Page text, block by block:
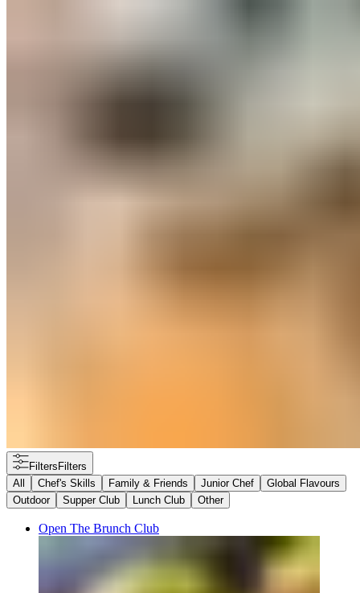
FiltersFilters
All
Chef's Skills​​​​‌ ‍ ​‍​‍‌‍ ‌ ​‍‌‍‍‌‌‍‌ ‌‍‍‌‌‍ ‍​‍​‍​ ‍‍​‍​‍‌ ​ ‌‍​‌‌‍ ‍‌‍‍‌‌ ‌​‌ ‍‌​‍ ‍‌‍‍‌‌‍ ​‍​‍​‍ ​​‍​‍‌‍‍​‌ ​‍‌‍‌‌‌‍‌‍​‍​‍​ ‍‍​‍​‍‌‍‍​‌ ‌​‌ ‌​‌ ​​‌ ​ ​ ‍‍​‍ ​‍ ‌‍ ​​‍ ‌‌‍​‌‌‍ ‍‌‍‌​​‍ ‌‌ ​‍​‍ ‌‌‍‍​‌‍ ‌ ‌​‌‍‌‌‌‍ ​‌ ​ ​‍ ‌‌ ​ ‌ ‌​‌ ‌‌‌‍‌​‌‍‍‌‌‍ ​‍ ‍‌ ‌‍‌‍‌‌‌ ​‍‌‍​ ‌‍‌‌‌‍ ​​‍ ‍‌‍​‌‌ ​​‌ ​​​‍ ‌‍‍‌‌‍ ‍‌ ‌​‌‍‌‌‌‍ ‍‌ ‌​​‍ ‌‍‌‌‌‍‌​‌‍‍‌‌ ‌​​‍ ‌‍ ‌‌‍ ‌‍‌​‌‍‌‌​ ‌‌ ​​‌ ​‍‌‍‌‌‌ ​ ‌‍‌‌‌‍ ‍‌ ‌​‌‍​‌‌ ‌​‌‍‍‌‌‍ ‌‍ ‍​ ‍ ‌‍‍‌‌‍‌​​ ‌‌‍​‌​ ‍​​ ‌​‌‍​‍​ ‍‌​ ​‌​ ​‍‌‍​‍​‍ ‌‌‍​ ​ ‍‌‌‍​‌​ ​‌​‍ ‌​ ‌​‌‍​‌​ ​‍‌‍​‌​‍ ‌​ ‍​​ ‌​​ ​‍‌‍‌‍​‍ ‌​ ​‍‌‍​‌​ ‍‌‌‍‌‍​ ​‍‌‍​ ​ ‌‍​ ‍‌‌‍​ ​ ​ ​ ‌ ​ ​‌​ ‍ ‌ ‌​‌ ‍‌‌ ​​‌‍‌‌​ ‌‌‍‍​‌‍ ‌ ‌​‌‍‌‌‌‍ ​‌​​ ‌‍ ​‌‍​‌‌ ​ ‌ ​ ‌​​ ‌‍​‌‌ ‌​‌‍‌‌‌‍‌ ‌‍ ‌ ​‍‌ ‍‌​ ‍ ‌ ​​‌‍​‌‌ ‌​‌‍‍​​ ‌‌ ‌​‌‍‍‌‌ ‌​‌‍ ​‌‍‌‌​ ‌‍​‍‌‍​‌‌ ​ ‌‍‌‌‌‌‌‌‌ ​‍‌‍ ​​ ‌‌‍‍​‌ ‌​‌ ‌​‌ ​​‌ ​ ​‍‌‌​ ​ ‌​​‌​‍‌‌​ ​‍‌​‌‍​‍‌‌​ ​‍‌​‌‍‌‍ ​​‍ ‌‌‍​‌‌‍ ‍‌‍‌​​‍ ‌‌ ​‍​‍ ‌‌‍‍​‌‍ ‌ ‌​‌‍‌‌‌‍ ​‌ ​ ​‍ ‌‌ ​ ‌ ‌​‌ ‌‌‌‍‌​‌‍‍‌‌‍ ​‍ ‍‌ ‌‍‌‍‌‌‌ ​‍‌‍​ ‌‍‌‌‌‍ ​​‍ ‍‌‍​‌‌ ​​‌ ​​​‍‌‍‌‍‍‌‌‍‌​​ ‌‌‍​‌​ ‍​​ ‌​‌‍​‍​ ‍‌​ ​‌​ ​‍‌‍​‍​‍ ‌‌‍​ ​ ‍‌‌‍​‌​ ​‌​‍ ‌​ ‌​‌‍​‌​ ​‍‌‍​‌​‍ ‌​ ‍​​ ‌​​ ​‍‌‍‌‍​‍ ‌​ ​‍‌‍​‌​ ‍‌‌‍‌‍​ ​‍‌‍​ ​ ‌‍​ ‍‌‌‍​ ​ ​ ​ ‌ ​ ​‌​‍‌‍‌ ‌​‌ ‍‌‌ ​​‌‍‌‌​ ‌‌‍‍​‌‍ ‌ ‌​‌‍‌‌‌‍ ​‌​​ ‌‍ ​‌‍​‌‌ ​ ‌ ​ ‌​​ ‌‍​‌‌ ‌​‌‍‌‌‌‍‌ ‌‍ ‌ ​‍‌ ‍‌​‍‌‍‌ ​​‌‍​‌‌ ‌​‌‍‍​​ ‌‌ ‌​‌‍‍‌‌ ‌​‌‍ ​‌‍‌‌​‍‌‍‌ ​​‌‍‌‌‌ ​‍‌ ​ ‌ ​​‌‍‌‌‌‍​ ‌ ‌​‌‍‍‌‌ ‌‍‌‍‌‌​ ‌‌ ​​‌ ‌‌‌‍​‍‌‍ ​‌‍‍‌‌ ​ ‌‍‍​‌‍‌‌‌‍‌​​‍​‍‌ ‌ Family & Friends​​​​‌ ‍ ​‍​‍‌‍ ‌ ​‍‌‍‍‌‌‍‌ ‌‍‍‌‌‍ ‍​‍​‍​ ‍‍​‍​‍‌ ​ ‌‍​‌‌‍ ‍‌‍‍‌‌ ‌​‌ ‍‌​‍ ‍‌‍‍‌‌‍ ​‍​‍​‍ ​​‍​‍‌‍‍​‌ ​‍‌‍‌‌‌‍‌‍​‍​‍​ ‍‍​‍​‍‌‍‍​‌ ‌​‌ ‌​‌ ​​‌ ​ ​ ‍‍​‍ ​‍ ‌‍ ​​‍ ‌‌‍​‌‌‍ ‍‌‍‌​​‍ ‌‌ ​‍​‍ ‌‌‍‍​‌‍ ‌ ‌​‌‍‌‌‌‍ ​‌ ​ ​‍ ‌‌ ​ ‌ ‌​‌ ‌‌‌‍‌​‌‍‍‌‌‍ ​‍ ‍‌ ‌‍‌‍‌‌‌ ​‍‌‍​ ‌‍‌‌‌‍ ​​‍ ‍‌‍​‌‌ ​​‌ ​​​‍ ‌‍‍‌‌‍ ‍‌ ‌​‌‍‌‌‌‍ ‍‌ ‌​​‍ ‌‍‌‌‌‍‌​‌‍‍‌‌ ‌​​‍ ‌‍ ‌‌‍ ‌‍‌​‌‍‌‌​ ‌‌ ​​‌ ​‍‌‍‌‌‌ ​ ‌‍‌‌‌‍ ‍‌ ‌​‌‍​‌‌ ‌​‌‍‍‌‌‍ ‌‍ ‍​ ‍ ‌‍‍‌‌‍‌​​ ‌‌‍‌‍‌‍​ ​ ​‍​ ‍​​ ‌ ​ ‌‌​ ‍‌‌‍​‌​‍ ‌‌‍‌​‌‍​ ‌‍​ ‌‍​‍​‍ ‌​ ‌​‌‍‌‌​ ‌‍‌‍‌‍​‍ ‌​ ‍​‌‍​ ‌‍‌​‌‍‌​​‍ ‌‌‍​‍​ ​‌‌‍​‍​ ​​​ ‌ ‌‍‌‌​ ‌ ​ ‌​​ ‌ ​ ​ ​ ‍​​ ​‌​ ‍ ‌ ‌​‌ ‍‌‌ ​​‌‍‌‌​ ‌‌‍‍​‌‍ ‌ ‌​‌‍‌‌‌‍ ​‌​​ ‌‍ ​‌‍​‌‌ ​ ‌ ​ ‌​​ ‌‍​‌‌ ‌​‌‍‌‌‌‍‌ ‌‍ ‌ ​‍‌ ‍‌​ ‍ ‌ ​​‌‍​‌‌ ‌​‌‍‍​​ ‌‌ ‌​‌‍‍‌‌ ‌​‌‍ ​‌‍‌‌​ ‌‍​‍‌‍​‌‌ ​ ‌‍‌‌‌‌‌‌‌ ​‍‌‍ ​​ ‌‌‍‍​‌ ‌​‌ ‌​‌ ​​‌ ​ ​‍‌‌​ ​ ‌​​‌​‍‌‌​ ​‍‌​‌‍​‍‌‌​ ​‍‌​‌‍‌‍ ​​‍ ‌‌‍​‌‌‍ ‍‌‍‌​​‍ ‌‌ ​‍​‍ ‌‌‍‍​‌‍ ‌ ‌​‌‍‌‌‌‍ ​‌ ​ ​‍ ‌‌ ​ ‌ ‌​‌ ‌‌‌‍‌​‌‍‍‌‌‍ ​‍ ‍‌ ‌‍‌‍‌‌‌ ​‍‌‍​ ‌‍‌‌‌‍ ​​‍ ‍‌‍​‌‌ ​​‌ ​​​‍‌‍‌‍‍‌‌‍‌​​ ‌‌‍‌‍‌‍​ ​ ​‍​ ‍​​ ‌ ​ ‌‌​ ‍‌‌‍​‌​‍ ‌‌‍‌​‌‍​ ‌‍​ ‌‍​‍​‍ ‌​ ‌​‌‍‌‌​ ‌‍‌‍‌‍​‍ ‌​ ‍​‌‍​ ‌‍‌​‌‍‌​​‍ ‌‌‍​‍​ ​‌‌‍​‍​ ​​​ ‌ ‌‍‌‌​ ‌ ​ ‌​​ ‌ ​ ​ ​ ‍​​ ​‌​‍‌‍‌ ‌​‌ ‍‌‌ ​​‌‍‌‌​ ‌‌‍‍​‌‍ ‌ ‌​‌‍‌‌‌‍ ​‌​​ ‌‍ ​‌‍​‌‌ ​ ‌ ​ ‌​​ ‌‍​‌‌ ‌​‌‍‌‌‌‍‌ ‌‍ ‌ ​‍‌ ‍‌​‍‌‍‌ ​​‌‍​‌‌ ‌​‌‍‍​​ ‌‌ ‌​‌‍‍‌‌ ‌​‌‍ ​‌‍‌‌​‍‌‍‌ ​​‌‍‌‌‌ ​‍‌ ​ ‌ ​​‌‍‌‌‌‍​ ‌ ‌​‌‍‍‌‌ ‌‍‌‍‌‌​ ‌‌ ​​‌ ‌‌‌‍​‍‌‍ ​‌‍‍‌‌ ​ ‌‍‍​‌‍‌‌‌‍‌​​‍​‍‌ ‌ Junior Chef​​​​‌ ‍ ​‍​‍‌‍ ‌ ​‍‌‍‍‌‌‍‌ ‌‍‍‌‌‍ ‍​‍​‍​ ‍‍​‍​‍‌ ​ ‌‍​‌‌‍ ‍‌‍‍‌‌ ‌​‌ ‍‌​‍ ‍‌‍‍‌‌‍ ​‍​‍​‍ ​​‍​‍‌‍‍​‌ ​‍‌‍‌‌‌‍‌‍​‍​‍​ ‍‍​‍​‍‌‍‍​‌ ‌​‌ ‌​‌ ​​‌ ​ ​ ‍‍​‍ ​‍ ‌‍ ​​‍ ‌‌‍​‌‌‍ ‍‌‍‌​​‍ ‌‌ ​‍​‍ ‌‌‍‍​‌‍ ‌ ‌​‌‍‌‌‌‍ ​‌ ​ ​‍ ‌‌ ​ ‌ ‌​‌ ‌‌‌‍‌​‌‍‍‌‌‍ ​‍ ‍‌ ‌‍‌‍‌‌‌ ​‍‌‍​ ‌‍‌‌‌‍ ​​‍ ‍‌‍​‌‌ ​​‌ ​​​‍ ‌‍‍‌‌‍ ‍‌ ‌​‌‍‌‌‌‍ ‍‌ ‌​​‍ ‌‍‌‌‌‍‌​‌‍‍‌‌ ‌​​‍ ‌‍ ‌‌‍ ‌‍‌​‌‍‌‌​ ‌‌ ​​‌ ​‍‌‍‌‌‌ ​ ‌‍‌‌‌‍ ‍‌ ‌​‌‍​‌‌ ‌​‌‍‍‌‌‍ ‌‍ ‍​ ‍ ‌‍‍‌‌‍‌​​ ‌‌‍‌‍‌‍​ ​ ‌ ​ ​​‌‍‌​‌‍‌‌​ ‍‌‌‍​ ​‍ ‌‌‍​‍​ ​ ‌‍‌‍​ ​‌​‍ ‌​ ‌​‌‍​‍​ ‌‍​ ‍​​‍ ‌​ ‍​‌‍​ ​ ‍​​ ‌​​‍ ‌​ ​‌​ ​ ​ ‍​‌‍​‍​ ​ ​ ‍‌​ ‌​‌‍​ ​ ‌​​ ​ ​ ‍‌​ ​​​ ‍ ‌ ‌​‌ ‍‌‌ ​​‌‍‌‌​ ‌‌‍‍​‌‍ ‌ ‌​‌‍‌‌‌‍ ​‌​​ ‌‍ ​‌‍​‌‌ ​ ‌ ​ ‌​​ ‌‍​‌‌ ‌​‌‍‌‌‌‍‌ ‌‍ ‌ ​‍‌ ‍‌​ ‍ ‌ ​​‌‍​‌‌ ‌​‌‍‍​​ ‌‌ ‌​‌‍‍‌‌ ‌​‌‍ ​‌‍‌‌​ ‌‍​‍‌‍​‌‌ ​ ‌‍‌‌‌‌‌‌‌ ​‍‌‍ ​​ ‌‌‍‍​‌ ‌​‌ ‌​‌ ​​‌ ​ ​‍‌‌​ ​ ‌​​‌​‍‌‌​ ​‍‌​‌‍​‍‌‌​ ​‍‌​‌‍‌‍ ​​‍ ‌‌‍​‌‌‍ ‍‌‍‌​​‍ ‌‌ ​‍​‍ ‌‌‍‍​‌‍ ‌ ‌​‌‍‌‌‌‍ ​‌ ​ ​‍ ‌‌ ​ ‌ ‌​‌ ‌‌‌‍‌​‌‍‍‌‌‍ ​‍ ‍‌ ‌‍‌‍‌‌‌ ​‍‌‍​ ‌‍‌‌‌‍ ​​‍ ‍‌‍​‌‌ ​​‌ ​​​‍‌‍‌‍‍‌‌‍‌​​ ‌‌‍‌‍‌‍​ ​ ‌ ​ ​​‌‍‌​‌‍‌‌​ ‍‌‌‍​ ​‍ ‌‌‍​‍​ ​ ‌‍‌‍​ ​‌​‍ ‌​ ‌​‌‍​‍​ ‌‍​ ‍​​‍ ‌​ ‍​‌‍​ ​ ‍​​ ‌​​‍ ‌​ ​‌​ ​ ​ ‍​‌‍​‍​ ​ ​ ‍‌​ ‌​‌‍​ ​ ‌​​ ​ ​ ‍‌​ ​​​‍‌‍‌ ‌​‌ ‍‌‌ ​​‌‍‌‌​ ‌‌‍‍​‌‍ ‌ ‌​‌‍‌‌‌‍ ​‌​​ ‌‍ ​‌‍​‌‌ ​ ‌ ​ ‌​​ ‌‍​‌‌ ‌​‌‍‌‌‌‍‌ ‌‍ ‌ ​‍‌ ‍‌​‍‌‍‌ ​​‌‍​‌‌ ‌​‌‍‍​​ ‌‌ ‌​‌‍‍‌‌ ‌​‌‍ ​‌‍‌‌​‍‌‍‌ ​​‌‍‌‌‌ ​‍‌ ​ ‌ ​​‌‍‌‌‌‍​ ‌ ‌​‌‍‍‌‌ ‌‍‌‍‌‌​ ‌‌ ​​‌ ‌‌‌‍​‍‌‍ ​‌‍‍‌‌ ​ ‌‍‍​‌‍‌‌‌‍‌​​‍​‍‌ ‌
Global Flavours​​​​‌ ‍ ​‍​‍‌‍ ‌ ​‍‌‍‍‌‌‍‌ ‌‍‍‌‌‍ ‍​‍​‍​ ‍‍​‍​‍‌ ​ ‌‍​‌‌‍ ‍‌‍‍‌‌ ‌​‌ ‍‌​‍ ‍‌‍‍‌‌‍ ​‍​‍​‍ ​​‍​‍‌‍‍​‌ ​‍‌‍‌‌‌‍‌‍​‍​‍​ ‍‍​‍​‍‌‍‍​‌ ‌​‌ ‌​‌ ​​‌ ​ ​ ‍‍​‍ ​‍ ‌‍ ​​‍ ‌‌‍​‌‌‍ ‍‌‍‌​​‍ ‌‌ ​‍​‍ ‌‌‍‍​‌‍ ‌ ‌​‌‍‌‌‌‍ ​‌ ​ ​‍ ‌‌ ​ ‌ ‌​‌ ‌‌‌‍‌​‌‍‍‌‌‍ ​‍ ‍‌ ‌‍‌‍‌‌‌ ​‍‌‍​ ‌‍‌‌‌‍ ​​‍ ‍‌‍​‌‌ ​​‌ ​​​‍ ‌‍‍‌‌‍ ‍‌ ‌​‌‍‌‌‌‍ ‍‌ ‌​​‍ ‌‍‌‌‌‍‌​‌‍‍‌‌ ‌​​‍ ‌‍ ‌‌‍ ‌‍‌​‌‍‌‌​ ‌‌ ​​‌ ​‍‌‍‌‌‌ ​ ‌‍‌‌‌‍ ‍‌ ‌​‌‍​‌‌ ‌​‌‍‍‌‌‍ ‌‍ ‍​ ‍ ‌‍‍‌‌‍‌​​ ‌​ ​ ‌‍​‌‌‍​‌​ ‍​‌‍​ ‌‍‌‌‌‍​‍​ ‌‍​‍ ‌‌‍​‍​ ‌ ​ ​‍​ ​ ​‍ ‌​ ‌​​ ‌ ​ ‍‌​ ​ ​‍ ‌​ ‍‌‌‍​‍‌‍‌‍‌‍‌‍​‍ ‌‌‍‌‍​ ‍‌​ ​ ​ ​‌​ ‌​‌‍‌‌​ ‍‌​ ‍​‌‍‌​​ ‍​​ ​‍​ ‌​​ ‍ ‌ ‌​‌ ‍‌‌ ​​‌‍‌‌​ ‌‌‍‍​‌‍ ‌ ‌​‌‍‌‌‌‍ ​‌​​ ‌‍ ​‌‍​‌‌ ​ ‌ ​ ‌​​ ‌‍​‌‌ ‌​‌‍‌‌‌‍‌ ‌‍ ‌ ​‍‌ ‍‌​ ‍ ‌ ​​‌‍​‌‌ ‌​‌‍‍​​ ‌‌ ‌​‌‍‍‌‌ ‌​‌‍ ​‌‍‌‌​ ‌‍​‍‌‍​‌‌ ​ ‌‍‌‌‌‌‌‌‌ ​‍‌‍ ​​ ‌‌‍‍​‌ ‌​‌ ‌​‌ ​​‌ ​ ​‍‌‌​ ​ ‌​​‌​‍‌‌​ ​‍‌​‌‍​‍‌‌​ ​‍‌​‌‍‌‍ ​​‍ ‌‌‍​‌‌‍ ‍‌‍‌​​‍ ‌‌ ​‍​‍ ‌‌‍‍​‌‍ ‌ ‌​‌‍‌‌‌‍ ​‌ ​ ​‍ ‌‌ ​ ‌ ‌​‌ ‌‌‌‍‌​‌‍‍‌‌‍ ​‍ ‍‌ ‌‍‌‍‌‌‌ ​‍‌‍​ ‌‍‌‌‌‍ ​​‍ ‍‌‍​‌‌ ​​‌ ​​​‍‌‍‌‍‍‌‌‍‌​​ ‌​ ​ ‌‍​‌‌‍​‌​ ‍​‌‍​ ‌‍‌‌‌‍​‍​ ‌‍​‍ ‌‌‍​‍​ ‌ ​ ​‍​ ​ ​‍ ‌​ ‌​​ ‌ ​ ‍‌​ ​ ​‍ ‌​ ‍‌‌‍​‍‌‍‌‍‌‍‌‍​‍ ‌‌‍‌‍​ ‍‌​ ​ ​ ​‌​ ‌​‌‍‌‌​ ‍‌​ ‍​‌‍‌​​ ‍​​ ​‍​ ‌​​‍‌‍‌ ‌​‌ ‍‌‌ ​​‌‍‌‌​ ‌‌‍‍​‌‍ ‌ ‌​‌‍‌‌‌‍ ​‌​​ ‌‍ ​‌‍​‌‌ ​ ‌ ​ ‌​​ ‌‍​‌‌ ‌​‌‍‌‌‌‍‌ ‌‍ ‌ ​‍‌ ‍‌​‍‌‍‌ ​​‌‍​‌‌ ‌​‌‍‍​​ ‌‌ ‌​‌‍‍‌‌ ‌​‌‍ ​‌‍‌‌​‍‌‍‌ ​​‌‍‌‌‌ ​‍‌ ​ ‌ ​​‌‍‌‌‌‍​ ‌ ‌​‌‍‍‌‌ ‌‍‌‍‌‌​ ‌‌ ​​‌ ‌‌‌‍​‍‌‍ ​‌‍‍‌‌ ​ ‌‍‍​‌‍‌‌‌‍‌​​‍​‍‌ ‌
Outdoor​​​​‌ ‍ ​‍​‍‌‍ ‌ ​‍‌‍‍‌‌‍‌ ‌‍‍‌‌‍ ‍​‍​‍​ ‍‍​‍​‍‌ ​ ‌‍​‌‌‍ ‍‌‍‍‌‌ ‌​‌ ‍‌​‍ ‍‌‍‍‌‌‍ ​‍​‍​‍ ​​‍​‍‌‍‍​‌ ​‍‌‍‌‌‌‍‌‍​‍​‍​ ‍‍​‍​‍‌‍‍​‌ ‌​‌ ‌​‌ ​​‌ ​ ​ ‍‍​‍ ​‍ ‌‍ ​​‍ ‌‌‍​‌‌‍ ‍‌‍‌​​‍ ‌‌ ​‍​‍ ‌‌‍‍​‌‍ ‌ ‌​‌‍‌‌‌‍ ​‌ ​ ​‍ ‌‌ ​ ‌ ‌​‌ ‌‌‌‍‌​‌‍‍‌‌‍ ​‍ ‍‌ ‌‍‌‍‌‌‌ ​‍‌‍​ ‌‍‌‌‌‍ ​​‍ ‍‌‍​‌‌ ​​‌ ​​​‍ ‌‍‍‌‌‍ ‍‌ ‌​‌‍‌‌‌‍ ‍‌ ‌​​‍ ‌‍‌‌‌‍‌​‌‍‍‌‌ ‌​​‍ ‌‍ ‌‌‍ ‌‍‌​‌‍‌‌​ ‌‌ ​​‌ ​‍‌‍‌‌‌ ​ ‌‍‌‌‌‍ ‍‌ ‌​‌‍​‌‌ ‌​‌‍‍‌‌‍ ‌‍ ‍​ ‍ ‌‍‍‌‌‍‌​​ ‌​ ‌​‌‍​ ​ ​‌‌‍‌‍‌‍​ ‌‍​ ​ ‌‍​ ​‌​‍ ‌​ ‌ ​ ​ ‌‍‌​‌‍​‌​‍ ‌​ ‌​​ ‌ ​ ‌‍‌‍‌‌​‍ ‌‌‍​‍‌‍​ ‌‍‌‌‌‍‌​​‍ ‌​ ​‌‌‍‌​​ ‍‌​ ‌ ​ ‌ ​ ​‍​ ‌​‌‍​‌‌‍​‍​ ‍‌​ ‍‌​ ‍‌​ ‍ ‌ ‌​‌ ‍‌‌ ​​‌‍‌‌​ ‌‌‍‍​‌‍ ‌ ‌​‌‍‌‌‌‍ ​‌​​ ‌‍ ​‌‍​‌‌ ​ ‌ ​ ‌​​ ‌‍​‌‌ ‌​‌‍‌‌‌‍‌ ‌‍ ‌ ​‍‌ ‍‌​ ‍ ‌ ​​‌‍​‌‌ ‌​‌‍‍​​ ‌‌ ‌​‌‍‍‌‌ ‌​‌‍ ​‌‍‌‌​ ‌‍​‍‌‍​‌‌ ​ ‌‍‌‌‌‌‌‌‌ ​‍‌‍ ​​ ‌‌‍‍​‌ ‌​‌ ‌​‌ ​​‌ ​ ​‍‌‌​ ​ ‌​​‌​‍‌‌​ ​‍‌​‌‍​‍‌‌​ ​‍‌​‌‍‌‍ ​​‍ ‌‌‍​‌‌‍ ‍‌‍‌​​‍ ‌‌ ​‍​‍ ‌‌‍‍​‌‍ ‌ ‌​‌‍‌‌‌‍ ​‌ ​ ​‍ ‌‌ ​ ‌ ‌​‌ ‌‌‌‍‌​‌‍‍‌‌‍ ​‍ ‍‌ ‌‍‌‍‌‌‌ ​‍‌‍​ ‌‍‌‌‌‍ ​​‍ ‍‌‍​‌‌ ​​‌ ​​​‍‌‍‌‍‍‌‌‍‌​​ ‌​ ‌​‌‍​ ​ ​‌‌‍‌‍‌‍​ ‌‍​ ​ ‌‍​ ​‌​‍ ‌​ ‌ ​ ​ ‌‍‌​‌‍​‌​‍ ‌​ ‌​​ ‌ ​ ‌‍‌‍‌‌​‍ ‌‌‍​‍‌‍​ ‌‍‌‌‌‍‌​​‍ ‌​ ​‌‌‍‌​​ ‍‌​ ‌ ​ ‌ ​ ​‍​ ‌​‌‍​‌‌‍​‍​ ‍‌​ ‍‌​ ‍‌​‍‌‍‌ ‌​‌ ‍‌‌ ​​‌‍‌‌​ ‌‌‍‍​‌‍ ‌ ‌​‌‍‌‌‌‍ ​‌​​ ‌‍ ​‌‍​‌‌ ​ ‌ ​ ‌​​ ‌‍​‌‌ ‌​‌‍‌‌‌‍‌ ‌‍ ‌ ​‍‌ ‍‌​‍‌‍‌ ​​‌‍​‌‌ ‌​‌‍‍​​ ‌‌ ‌​‌‍‍‌‌ ‌​‌‍ ​‌‍‌‌​‍‌‍‌ ​​‌‍‌‌‌ ​‍‌ ​ ‌ ​​‌‍‌‌‌‍​ ‌ ‌​‌‍‍‌‌ ‌‍‌‍‌‌​ ‌‌ ​​‌ ‌‌‌‍​‍‌‍ ​‌‍‍‌‌ ​ ‌‍‍​‌‍‌‌‌‍‌​​‍​‍‌ ‌
Supper Club​​​​‌ ‍ ​‍​‍‌‍ ‌ ​‍‌‍‍‌‌‍‌ ‌‍‍‌‌‍ ‍​‍​‍​ ‍‍​‍​‍‌ ​ ‌‍​‌‌‍ ‍‌‍‍‌‌ ‌​‌ ‍‌​‍ ‍‌‍‍‌‌‍ ​‍​‍​‍ ​​‍​‍‌‍‍​‌ ​‍‌‍‌‌‌‍‌‍​‍​‍​ ‍‍​‍​‍‌‍‍​‌ ‌​‌ ‌​‌ ​​‌ ​ ​ ‍‍​‍ ​‍ ‌‍ ​​‍ ‌‌‍​‌‌‍ ‍‌‍‌​​‍ ‌‌ ​‍​‍ ‌‌‍‍​‌‍ ‌ ‌​‌‍‌‌‌‍ ​‌ ​ ​‍ ‌‌ ​ ‌ ‌​‌ ‌‌‌‍‌​‌‍‍‌‌‍ ​‍ ‍‌ ‌‍‌‍‌‌‌ ​‍‌‍​ ‌‍‌‌‌‍ ​​‍ ‍‌‍​‌‌ ​​‌ ​​​‍ ‌‍‍‌‌‍ ‍‌ ‌​‌‍‌‌‌‍ ‍‌ ‌​​‍ ‌‍‌‌‌‍‌​‌‍‍‌‌ ‌​​‍ ‌‍ ‌‌‍ ‌‍‌​‌‍‌‌​ ‌‌ ​​‌ ​‍‌‍‌‌‌ ​ ‌‍‌‌‌‍ ‍‌ ‌​‌‍​‌‌ ‌​‌‍‍‌‌‍ ‌‍ ‍​ ‍ ‌‍‍‌‌‍‌​​ ‌‌‍​ ​ ​ ‌‍‌​​ ​ ​ ‌​​ ​​​ ​‌​ ‌‌​‍ ‌​ ​ ​ ‌‌‌‍​ ​ ​ ​‍ ‌​ ‌​‌‍‌​​ ​ ​ ​‌​‍ ‌‌‍​‍‌‍‌‍​ ​‍​ ​​​‍ ‌‌‍​ ​ ​​​ ‍‌‌‍​‌​ ‌‍​ ‌ ‌‍​ ‌‍​ ​ ​​​ ‌​​ ​​​ ‌‌​ ‍ ‌ ‌​‌ ‍‌‌ ​​‌‍‌‌​ ‌‌‍‍​‌‍ ‌ ‌​‌‍‌‌‌‍ ​‌​​ ‌‍ ​‌‍​‌‌ ​ ‌ ​ ‌​​ ‌‍​‌‌ ‌​‌‍‌‌‌‍‌ ‌‍ ‌ ​‍‌ ‍‌​ ‍ ‌ ​​‌‍​‌‌ ‌​‌‍‍​​ ‌‌ ‌​‌‍‍‌‌ ‌​‌‍ ​‌‍‌‌​ ‌‍​‍‌‍​‌‌ ​ ‌‍‌‌‌‌‌‌‌ ​‍‌‍ ​​ ‌‌‍‍​‌ ‌​‌ ‌​‌ ​​‌ ​ ​‍‌‌​ ​ ‌​​‌​‍‌‌​ ​‍‌​‌‍​‍‌‌​ ​‍‌​‌‍‌‍ ​​‍ ‌‌‍​‌‌‍ ‍‌‍‌​​‍ ‌‌ ​‍​‍ ‌‌‍‍​‌‍ ‌ ‌​‌‍‌‌‌‍ ​‌ ​ ​‍ ‌‌ ​ ‌ ‌​‌ ‌‌‌‍‌​‌‍‍‌‌‍ ​‍ ‍‌ ‌‍‌‍‌‌‌ ​‍‌‍​ ‌‍‌‌‌‍ ​​‍ ‍‌‍​‌‌ ​​‌ ​​​‍‌‍‌‍‍‌‌‍‌​​ ‌‌‍​ ​ ​ ‌‍‌​​ ​ ​ ‌​​ ​​​ ​‌​ ‌‌​‍ ‌​ ​ ​ ‌‌‌‍​ ​ ​ ​‍ ‌​ ‌​‌‍‌​​ ​ ​ ​‌​‍ ‌‌‍​‍‌‍‌‍​ ​‍​ ​​​‍ ‌‌‍​ ​ ​​​ ‍‌‌‍​‌​ ‌‍​ ‌ ‌‍​ ‌‍​ ​ ​​​ ‌​​ ​​​ ‌‌​‍‌‍‌ ‌​‌ ‍‌‌ ​​‌‍‌‌​ ‌‌‍‍​‌‍ ‌ ‌​‌‍‌‌‌‍ ​‌​​ ‌‍ ​‌‍​‌‌ ​ ‌ ​ ‌​​ ‌‍​‌‌ ‌​‌‍‌‌‌‍‌ ‌‍ ‌ ​‍‌ ‍‌​‍‌‍‌ ​​‌‍​‌‌ ‌​‌‍‍​​ ‌‌ ‌​‌‍‍‌‌ ‌​‌‍ ​‌‍‌‌​‍‌‍‌ ​​‌‍‌‌‌ ​‍‌ ​ ‌ ​​‌‍‌‌‌‍​ ‌ ‌​‌‍‍‌‌ ‌‍‌‍‌‌​ ‌‌ ​​‌ ‌‌‌‍​‍‌‍ ​‌‍‍‌‌ ​ ‌‍‍​‌‍‌‌‌‍‌​​‍​‍‌ ‌ Lunch Club​​​​‌ ‍ ​‍​‍‌‍ ‌ ​‍‌‍‍‌‌‍‌ ‌‍‍‌‌‍ ‍​‍​‍​ ‍‍​‍​‍‌ ​ ‌‍​‌‌‍ ‍‌‍‍‌‌ ‌​‌ ‍‌​‍ ‍‌‍‍‌‌‍ ​‍​‍​‍ ​​‍​‍‌‍‍​‌ ​‍‌‍‌‌‌‍‌‍​‍​‍​ ‍‍​‍​‍‌‍‍​‌ ‌​‌ ‌​‌ ​​‌ ​ ​ ‍‍​‍ ​‍ ‌‍ ​​‍ ‌‌‍​‌‌‍ ‍‌‍‌​​‍ ‌‌ ​‍​‍ ‌‌‍‍​‌‍ ‌ ‌​‌‍‌‌‌‍ ​‌ ​ ​‍ ‌‌ ​ ‌ ‌​‌ ‌‌‌‍‌​‌‍‍‌‌‍ ​‍ ‍‌ ‌‍‌‍‌‌‌ ​‍‌‍​ ‌‍‌‌‌‍ ​​‍ ‍‌‍​‌‌ ​​‌ ​​​‍ ‌‍‍‌‌‍ ‍‌ ‌​‌‍‌‌‌‍ ‍‌ ‌​​‍ ‌‍‌‌‌‍‌​‌‍‍‌‌ ‌​​‍ ‌‍ ‌‌‍ ‌‍‌​‌‍‌‌​ ‌‌ ​​‌ ​‍‌‍‌‌‌ ​ ‌‍‌‌‌‍ ‍‌ ‌​‌‍​‌‌ ‌​‌‍‍‌‌‍ ‌‍ ‍​ ‍ ‌‍‍‌‌‍‌​​ ‌​ ​‍​ ​ ‌‍‌​‌‍​ ​ ​‍‌‍​‌​ ‌ ‌‍‌‌​‍ ‌​ ‍​​ ‌‌​ ​​​ ‌‌​‍ ‌​ ‌​‌‍​ ​ ‌ ​ ​​​‍ ‌‌‍​‍​ ‍‌‌‍‌​​ ‍​​‍ ‌​ ‌ ‌‍​‌‌‍​ ​ ​‍​ ‌ ​ ‌​​ ​ ​ ‌ ‌‍​ ‌‍​ ​ ‌‍​ ‌‍​ ‍ ‌ ‌​‌ ‍‌‌ ​​‌‍‌‌​ ‌‌‍‍​‌‍ ‌ ‌​‌‍‌‌‌‍ ​‌​​ ‌‍ ​‌‍​‌‌ ​ ‌ ​ ‌​​ ‌‍​‌‌ ‌​‌‍‌‌‌‍‌ ‌‍ ‌ ​‍‌ ‍‌​ ‍ ‌ ​​‌‍​‌‌ ‌​‌‍‍​​ ‌‌ ‌​‌‍‍‌‌ ‌​‌‍ ​‌‍‌‌​ ‌‍​‍‌‍​‌‌ ​ ‌‍‌‌‌‌‌‌‌ ​‍‌‍ ​​ ‌‌‍‍​‌ ‌​‌ ‌​‌ ​​‌ ​ ​‍‌‌​ ​ ‌​​‌​‍‌‌​ ​‍‌​‌‍​‍‌‌​ ​‍‌​‌‍‌‍ ​​‍ ‌‌‍​‌‌‍ ‍‌‍‌​​‍ ‌‌ ​‍​‍ ‌‌‍‍​‌‍ ‌ ‌​‌‍‌‌‌‍ ​‌ ​ ​‍ ‌‌ ​ ‌ ‌​‌ ‌‌‌‍‌​‌‍‍‌‌‍ ​‍ ‍‌ ‌‍‌‍‌‌‌ ​‍‌‍​ ‌‍‌‌‌‍ ​​‍ ‍‌‍​‌‌ ​​‌ ​​​‍‌‍‌‍‍‌‌‍‌​​ ‌​ ​‍​ ​ ‌‍‌​‌‍​ ​ ​‍‌‍​‌​ ‌ ‌‍‌‌​‍ ‌​ ‍​​ ‌‌​ ​​​ ‌‌​‍ ‌​ ‌​‌‍​ ​ ‌ ​ ​​​‍ ‌‌‍​‍​ ‍‌‌‍‌​​ ‍​​‍ ‌​ ‌ ‌‍​‌‌‍​ ​ ​‍​ ‌ ​ ‌​​ ​ ​ ‌ ‌‍​ ‌‍​ ​ ‌‍​ ‌‍​‍‌‍‌ ‌​‌ ‍‌‌ ​​‌‍‌‌​ ‌‌‍‍​‌‍ ‌ ‌​‌‍‌‌‌‍ ​‌​​ ‌‍ ​‌‍​‌‌ ​ ‌ ​ ‌​​ ‌‍​‌‌ ‌​‌‍‌‌‌‍‌ ‌‍ ‌ ​‍‌ ‍‌​‍‌‍‌ ​​‌‍​‌‌ ‌​‌‍‍​​ ‌‌ ‌​‌‍‍‌‌ ‌​‌‍ ​‌‍‌‌​‍‌‍‌ ​​‌‍‌‌‌ ​‍‌ ​ ‌ ​​‌‍‌‌‌‍​ ‌ ‌​‌‍‍‌‌ ‌‍‌‍‌‌​ ‌‌ ​​‌ ‌‌‌‍​‍‌‍ ​‌‍‍‌‌ ​ ‌‍‍​‌‍‌‌‌‍‌​​‍​‍‌ ‌ Other
Open The Brunch Club​​​​‌ ‍ ​‍​‍‌‍ ‌ ​‍‌‍‍‌‌‍‌ ‌‍‍‌‌‍ ‍​‍​‍​ ‍‍​‍​‍‌ ​ ‌‍​‌‌‍ ‍‌‍‍‌‌ ‌​‌ ‍‌​‍ ‍‌‍‍‌‌‍ ​‍​‍​‍ ​​‍​‍‌‍‍​‌ ​‍‌‍‌‌‌‍‌‍​‍​‍​ ‍‍​‍​‍‌‍‍​‌ ‌​‌ ‌​‌ ​​‌ ​ ​ ‍‍​‍ ​‍ ‌‍ ​​‍ ‌‌‍​‌‌‍ ‍‌‍‌​​‍ ‌‌ ​‍​‍ ‌‌‍‍​‌‍ ‌ ‌​‌‍‌‌‌‍ ​‌ ​ ​‍ ‌‌ ​ ‌ ‌​‌ ‌‌‌‍‌​‌‍‍‌‌‍ ​‍ ‍‌ ‌‍‌‍‌‌‌ ​‍‌‍​ ‌‍‌‌‌‍ ​​‍ ‍‌‍​‌‌ ​​‌ ​​​‍ ‌‍‍‌‌‍ ‍‌ ‌​‌‍‌‌‌‍ ‍‌ ‌​​‍ ‌‍‌‌‌‍‌​‌‍‍‌‌ ‌​​‍ ‌‍ ‌‌‍ ‌‍‌​‌‍‌‌​ ‌‌ ​​‌ ​‍‌‍‌‌‌ ​ ‌‍‌‌‌‍ ‍‌ ‌​‌‍​‌‌ ‌​‌‍‍‌‌‍ ‌‍ ‍​ ‍ ‌‍‍‌‌‍‌​​ ‌‌‍​ ​ ‍​​ ​ ​ ​‍​ ​ ‌‍​ ‌‍​‌‌‍​ ​‍ ‌​ ​‌​ ​‍​ ‌‍‌‍‌‌​‍ ‌​ ‌​‌‍​‍‌‍​‌‌‍‌​​‍ ‌‌‍​‌‌‍​‍​ ​ ​ ​​​‍ ‌​ ​‌‌‍‌‍‌‍‌​​ ‍‌‌‍‌‌‌‍‌‌​ ‍​​ ‌‍​ ‍‌​ ​‍‌‍‌‌​ ​​​ ‍ ‌ ‌​‌ ‍‌‌ ​​‌‍‌‌​ ‌‌‍‍​‌‍ ‌ ‌​‌‍‌‌‌‍ ​‌​​ ‌‍ ​‌‍​‌‌ ​ ‌ ​ ​ ‍ ‌ ​​‌‍​‌‌ ‌​‌‍‍​​ ‌‌ ‌​‌‍‍‌‌ ‌​‌‍ ​‌‍‌‌​ ‌‍​‍‌‍​‌‌ ​ ‌‍‌‌‌‌‌‌‌ ​‍‌‍ ​​ ‌‌‍‍​‌ ‌​‌ ‌​‌ ​​‌ ​ ​‍‌‌​ ​ ‌​​‌​‍‌‌​ ​‍‌​‌‍​‍‌‌​ ​‍‌​‌‍‌‍ ​​‍ ‌‌‍​‌‌‍ ‍‌‍‌​​‍ ‌‌ ​‍​‍ ‌‌‍‍​‌‍ ‌ ‌​‌‍‌‌‌‍ ​‌ ​ ​‍ ‌‌ ​ ‌ ‌​‌ ‌‌‌‍‌​‌‍‍‌‌‍ ​‍ ‍‌ ‌‍‌‍‌‌‌ ​‍‌‍​ ‌‍‌‌‌‍ ​​‍ ‍‌‍​‌‌ ​​‌ ​​​‍‌‍‌‍‍‌‌‍‌​​ ‌‌‍​ ​ ‍​​ ​ ​ ​‍​ ​ ‌‍​ ‌‍​‌‌‍​ ​‍ ‌​ ​‌​ ​‍​ ‌‍‌‍‌‌​‍ ‌​ ‌​‌‍​‍‌‍​‌‌‍‌​​‍ ‌‌‍​‌‌‍​‍​ ​ ​ ​​​‍ ‌​ ​‌‌‍‌‍‌‍‌​​ ‍‌‌‍‌‌‌‍‌‌​ ‍​​ ‌‍​ ‍‌​ ​‍‌‍‌‌​ ​​​‍‌‍‌ ‌​‌ ‍‌‌ ​​‌‍‌‌​ ‌‌‍‍​‌‍ ‌ ‌​‌‍‌‌‌‍ ​‌​​ ‌‍ ​‌‍​‌‌ ​ ‌ ​ ​‍‌‍‌ ​​‌‍​‌‌ ‌​‌‍‍​​ ‌‌ ‌​‌‍‍‌‌ ‌​‌‍ ​‌‍‌‌​‍‌‍‌ ​​‌‍‌‌‌ ​‍‌ ​ ‌ ​​‌‍‌‌‌‍​ ‌ ‌​‌‍‍‌‌ ‌‍‌‍‌‌​ ‌‌ ​​‌ ‌‌‌‍​‍‌‍ ​‌‍‍‌‌ ​ ‌‍‍​‌‍‌‌‌‍‌​​‍​‍‌ ‌